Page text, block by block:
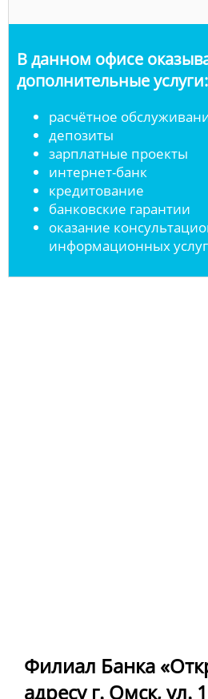
В данном офисе
дополнительные услуги:
расчётное
депозиты
зарплатные проекты
интернет-банк
кредитование
банковские гарантии
оказание
информационных услуг
Филиал Банка
адресу г. Омск, ул.